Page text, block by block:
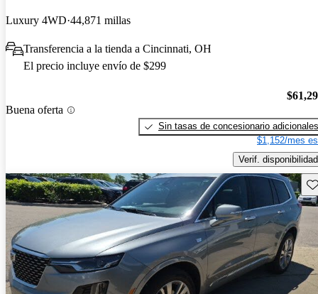
Luxury 4WD 44,871 millas
Transferencia a la tienda a Cincinnati, OH
El precio incluye envío de $299
Buena oferta
Sin tasas de concesionario adicionales
$1,152/mes
Verif. disponibilidad